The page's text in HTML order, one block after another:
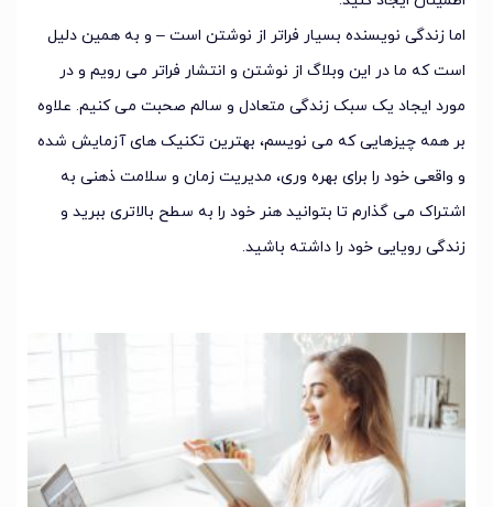
اما زندگی نویسنده بسیار فراتر از نوشتن است – و به همین دلیل
است که ما در این وبلاگ از نوشتن و انتشار فراتر می رویم و در
مورد ایجاد یک سبک زندگی متعادل و سالم صحبت می کنیم. علاوه
بر همه چیزهایی که می نویسم، بهترین تکنیک های آزمایش شده
و واقعی خود را برای بهره وری، مدیریت زمان و سلامت ذهنی به
اشتراک می گذارم تا بتوانید هنر خود را به سطح بالاتری ببرید و
زندگی رویایی خود را داشته باشید.